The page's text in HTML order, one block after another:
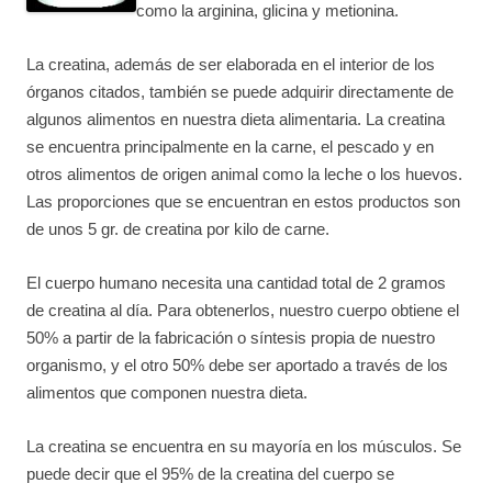
como la arginina, glicina y metionina.
La creatina, además de ser elaborada en el interior de los
órganos citados, también se puede adquirir directamente de
algunos alimentos en nuestra dieta alimentaria. La creatina
se encuentra principalmente en la carne, el pescado y en
otros alimentos de origen animal como la leche o los huevos.
Las proporciones que se encuentran en estos productos son
de unos 5 gr. de creatina por kilo de carne.
El cuerpo humano necesita una cantidad total de 2 gramos
de creatina al día. Para obtenerlos, nuestro cuerpo obtiene el
50% a partir de la fabricación o síntesis propia de nuestro
organismo, y el otro 50% debe ser aportado a través de los
alimentos que componen nuestra dieta.
La creatina se encuentra en su mayoría en los músculos. Se
puede decir que el 95% de la creatina del cuerpo se